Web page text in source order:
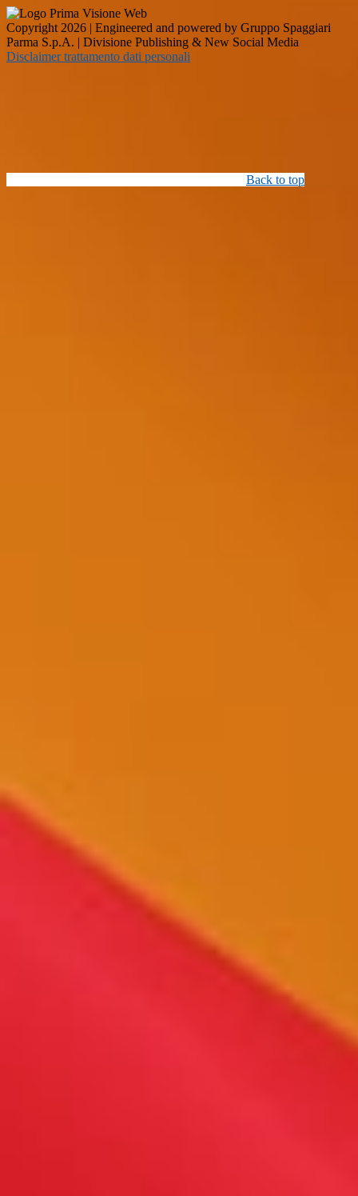
Copyright 2026 | Engineered and powered by Gruppo Spaggiari
Parma S.p.A. | Divisione Publishing & New Social Media
Disclaimer trattamento dati personali
Back to top